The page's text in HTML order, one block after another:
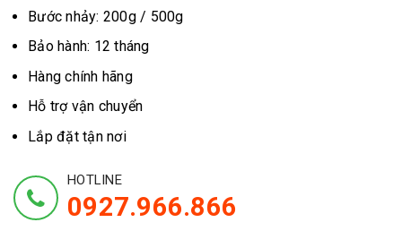
Bước nhảy: 200g / 500g
Bảo hành: 12 tháng
Hàng chính hãng
Hỗ trợ vận chuyển
Lắp đặt tận nơi
HOTLINE
0927.966.866